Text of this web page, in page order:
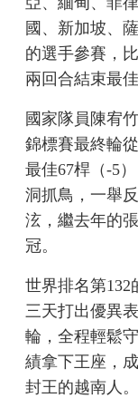
國、新加坡、
的選手參賽，
兩回合結束最
國家隊員陳宥
錦標賽最終輪
最佳67桿（-5
洞抓鳥，一舉
泫，繼去年的
冠。
世界排名第
三天打出優異
輪，全程輕鬆
績拿下王座，
封王的越南人